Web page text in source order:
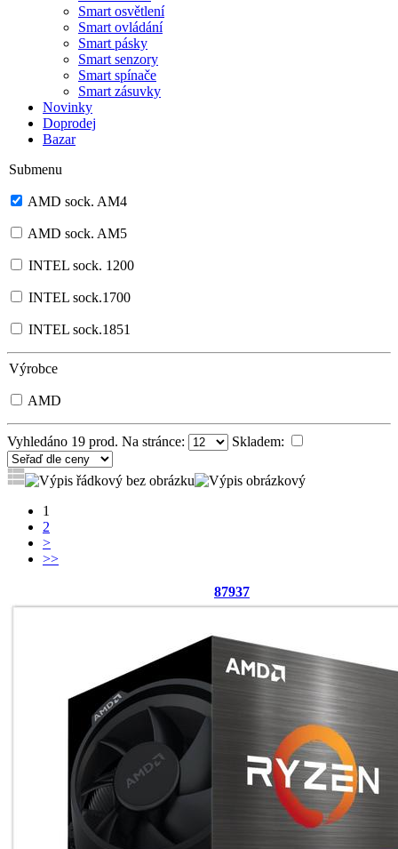
Smart osvětlení
Smart ovládání
Smart pásky
Smart senzory
Smart spínače
Smart zásuvky
Novinky
Doprodej
Bazar
Submenu
AMD sock. AM4
AMD sock. AM5
INTEL sock. 1200
INTEL sock.1700
INTEL sock.1851
Výrobce
AMD
Vyhledáno 19 prod. Na stránce: Skladem:
1
2
>
>>
87937